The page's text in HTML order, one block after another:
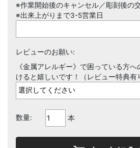
※作業開始後のキャンセル／彫刻後の
※出来上がりまで3-5営業日
レビューのお願い:
《金属アレルギー》で困っている方
けると嬉しいです！（レビュー特典有
数量: 本